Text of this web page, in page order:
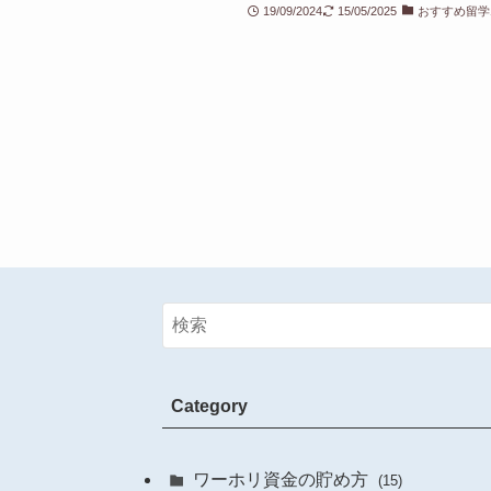
19/09/2024 15/05/2025 おすすめ留
Category
ワーホリ資金の貯め方 (15)